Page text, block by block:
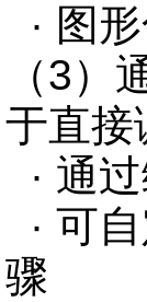
· 图
（3
于直接
· 通
· 可
骤